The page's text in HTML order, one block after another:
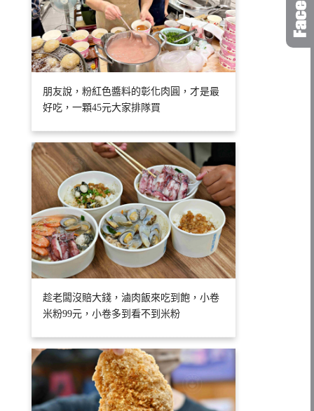
朋友說，粉紅色醬料的彰化肉圓，才是最
好吃，一顆45元大家排隊買
趁老闆沒賠大錢，滷肉飯來吃到飽，小卷
米粉99元，小卷多到看不到米粉